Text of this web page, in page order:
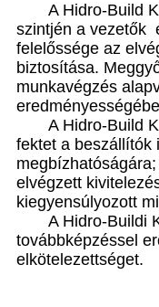
A Hidro-Build
szintjén a vezetők
felelőssége az
biztosítása.
munkavégzés
A Hidro-Build
fektet a beszállítók
elvégzett
kiegyensúlyozott
A Hidro-Buildi
továbbképzéssel